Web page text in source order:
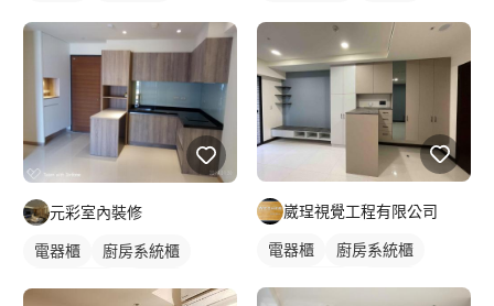
元彩室內裝修
電器櫃
廚房系統櫃
崴珵視覺工程有限公司
電器櫃
廚房系統櫃